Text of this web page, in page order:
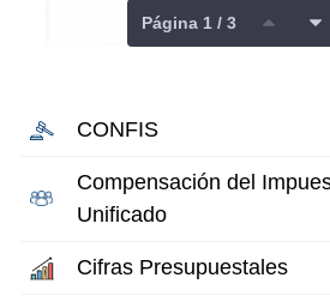
Página 1 / 3
CONFIS
Compensación del
Unificado
Cifras Presupuestales